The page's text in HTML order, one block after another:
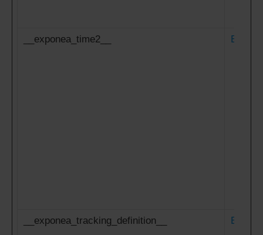
__exponea_time2__
__exponea_tracking_definition__